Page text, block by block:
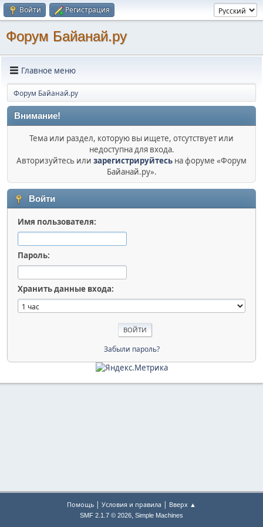
Войти Регистрация
Форум Байанай.ру
Главное меню
Форум Байанай.ру
Внимание!
Тема или раздел, которую вы ищете, отсутствует или
недоступна для входа.
Авторизуйтесь или зарегистрируйтесь на форуме «Форум
Байанай.ру».
Войти
Имя пользователя:
Пароль:
Хранить данные входа:
Забыли пароль?
Помощь | Условия и правила | Вверх ▲
SMF 2.1.7 © 2026, Simple Machines